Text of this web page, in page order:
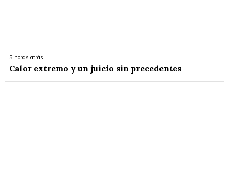
5 horas atrás
Calor extremo y un juicio sin precedentes